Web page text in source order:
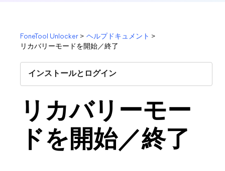
FoneTool Unlocker > ヘルプドキュメント >
リカバリーモードを開始／終了
インストールとログイン
リカバリーモー
ドを開始／終了